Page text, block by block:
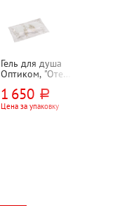
Гель для душа
Оптиком, "Отель
флоу-пак, 500шт
1 650 руб.
Цена за упаковку